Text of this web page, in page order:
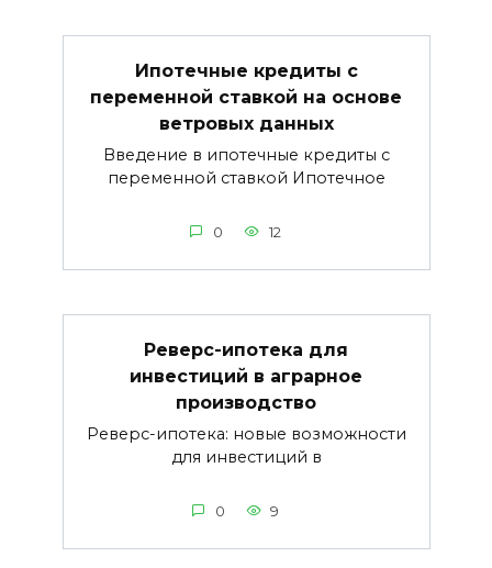
Ипотечные кредиты с
переменной ставкой на основе
ветровых данных
Введение в ипотечные кредиты с
переменной ставкой Ипотечное
0 12
Реверс-ипотека для
инвестиций в аграрное
производство
Реверс-ипотека: новые возможности
для инвестиций в
0 9